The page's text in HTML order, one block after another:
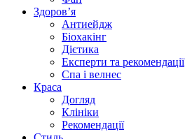
Здоров’я
Антиейдж
Біохакінг
Дієтика
Експерти та рекомендації
Спа i велнес
Краса
Догляд
Клініки
Рекомендації